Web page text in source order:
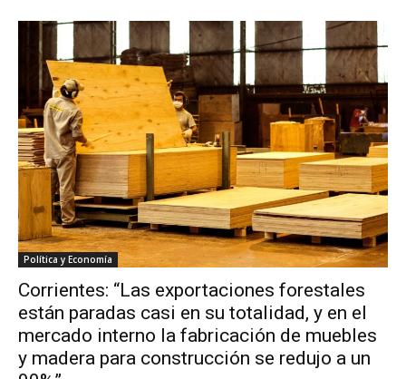
Política y Economía
Corrientes: “Las exportaciones forestales
están paradas casi en su totalidad, y en el
mercado interno la fabricación de muebles
y madera para construcción se redujo a un